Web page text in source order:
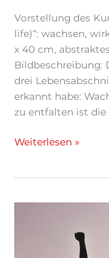
Vorstellung des
life)“: wachsen,
x 40 cm,
Bildbeschreibung:
drei
erkannt habe:
zu entfalten ist die
Weiterlesen »